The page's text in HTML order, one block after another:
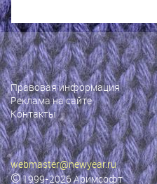
Правовая информация
Реклама на сайте
Контакты
webmaster@newyear.ru
©1999-2026Аримсофт